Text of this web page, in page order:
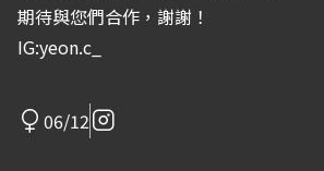
期待與您們合作，謝謝！
IG:yeon.c_
06/12